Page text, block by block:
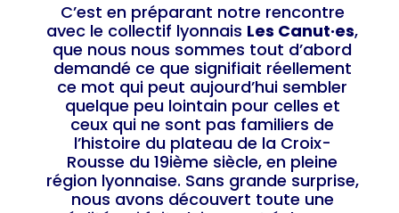
C’est en préparant notre rencontre
avec le collectif lyonnais Les Canut·es,
que nous nous sommes tout d’abord
demandé ce que signifiait réellement
ce mot qui peut aujourd’hui sembler
quelque peu lointain pour celles et
ceux qui ne sont pas familiers de
l’histoire du plateau de la Croix-
Rousse du 19ième siècle, en pleine
région lyonnaise. Sans grande surprise,
nous avons découvert toute une